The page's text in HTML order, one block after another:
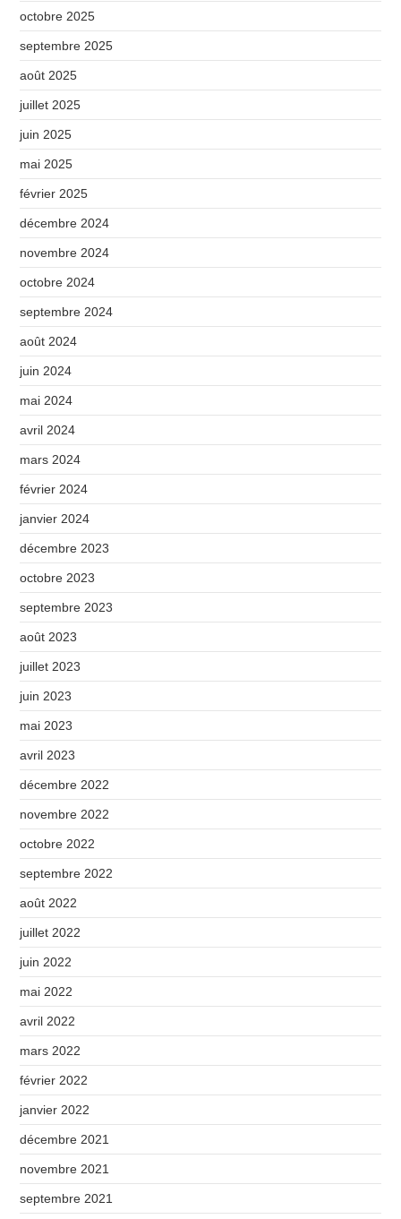
octobre 2025
septembre 2025
août 2025
juillet 2025
juin 2025
mai 2025
février 2025
décembre 2024
novembre 2024
octobre 2024
septembre 2024
août 2024
juin 2024
mai 2024
avril 2024
mars 2024
février 2024
janvier 2024
décembre 2023
octobre 2023
septembre 2023
août 2023
juillet 2023
juin 2023
mai 2023
avril 2023
décembre 2022
novembre 2022
octobre 2022
septembre 2022
août 2022
juillet 2022
juin 2022
mai 2022
avril 2022
mars 2022
février 2022
janvier 2022
décembre 2021
novembre 2021
septembre 2021